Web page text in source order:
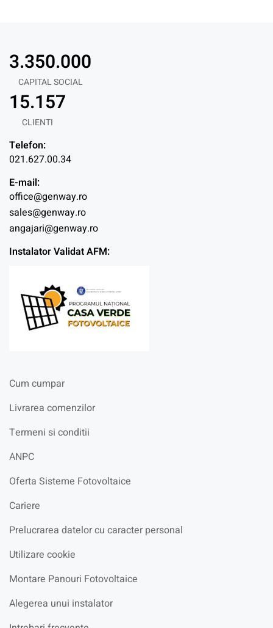
CAPITAL SOCIAL
3.350.000
CLIENTI
15.157
Telefon:
021.627.00.34
E-mail:
office@genway.ro
sales@genway.ro
angajari@genway.ro
Instalator Validat AFM:
Cum cumpar
Livrarea comenzilor
Termeni si conditii
ANPC
Oferta Sisteme Fotovoltaice
Cariere
Prelucrarea datelor cu caracter personal
Utilizare cookie
Montare Panouri Fotovoltaice
Alegerea unui instalator